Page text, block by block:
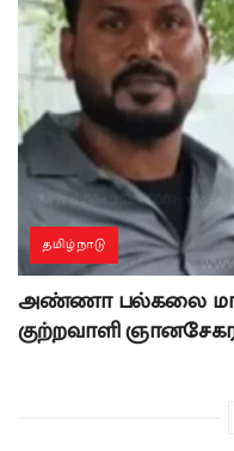
தமிழ்நாடு
அண்ணா பல்கலை
குற்றவாளி